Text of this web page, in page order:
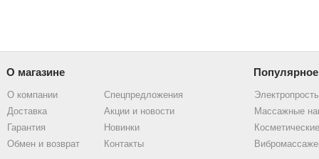
О магазине Популярное
О компании
Доставка
Гарантия
Обмен и возврат
Спецпредложения
Акции и новости
Новинки
Контакты
Массажные